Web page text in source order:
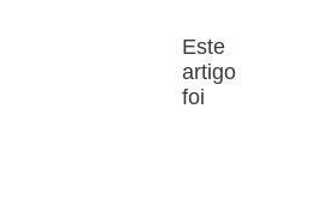
Este
artigo
foi